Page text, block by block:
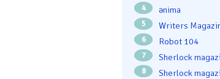
4 ənima
5 Writers
6 Robot 104
7 Sherlock
8 Sherlock